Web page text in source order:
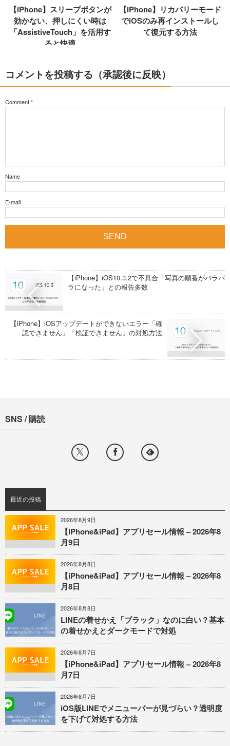
【iPhone】スリープボタンが
効かない、押しにくい時は
「AssistiveTouch」を活用す
ると快適
【iPhone】リカバリーモード
でiOSのみ再インストールし
て復元する方法
コメントを投稿する（承認後に反映）
Comment*
Name
E-mail
【iPhone】iOS10.3.2で不具合「写真の順番がバラバ
ラになった」との報告多数
【iPhone】iOSアップデートができないエラー「確
認できません」「検証できません」の対処方法
SNS / 購読
最近の投稿
2026年8月9日
【iPhone&iPad】アプリセール情報 – 2026年8
月9日
2026年8月8日
【iPhone&iPad】アプリセール情報 – 2026年8
月8日
2026年8月8日
LINEの着せかえ「ブラック」なのに白い？基本
の着せかえとダークモードで対処
2026年8月7日
【iPhone&iPad】アプリセール情報 – 2026年8
月7日
2026年8月7日
iOS版LINEでメニューバーが見づらい？透明度
を下げて対処する方法